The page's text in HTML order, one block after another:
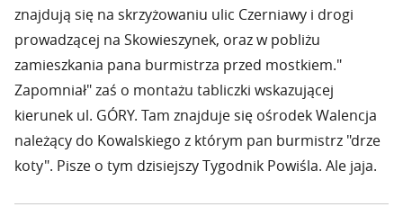
znajdują się na skrzyżowaniu ulic Czerniawy i drogi
prowadzącej na Skowieszynek, oraz w pobliżu
zamieszkania pana burmistrza przed mostkiem."
Zapomniał" zaś o montażu tabliczki wskazującej
kierunek ul. GÓRY. Tam znajduje się ośrodek Walencja
należący do Kowalskiego z którym pan burmistrz "drze
koty". Pisze o tym dzisiejszy Tygodnik Powiśla. Ale jaja.